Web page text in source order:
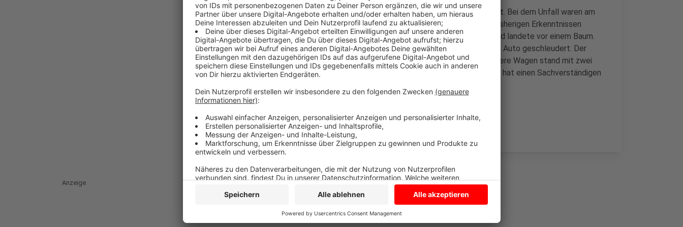
Sie prüft, ob ein verbotenes Autorennen zu dem Unfall geführt hat. Bei dem Unfall waren am
späten Mitwochabend fünf Jugendliche verletzt worden. Nach bisherigen Erkenntnissen
überholte ein Auto ein anderes, streifte es, kam ins Schleudern und landete vor einem Baum.
Der Beifahrer war offenbar nicht angeschnallt und wurde aus dem Auto geschleudert. Der
Fahrer und eine weitere Mitfahrerin wurden eingeklemmt. Der andere Wagen stand mit zwei
weiteren Verletzten etwas weiter die Straße herunter. Die Polizei hat einen Sachverständigen
Anzeige